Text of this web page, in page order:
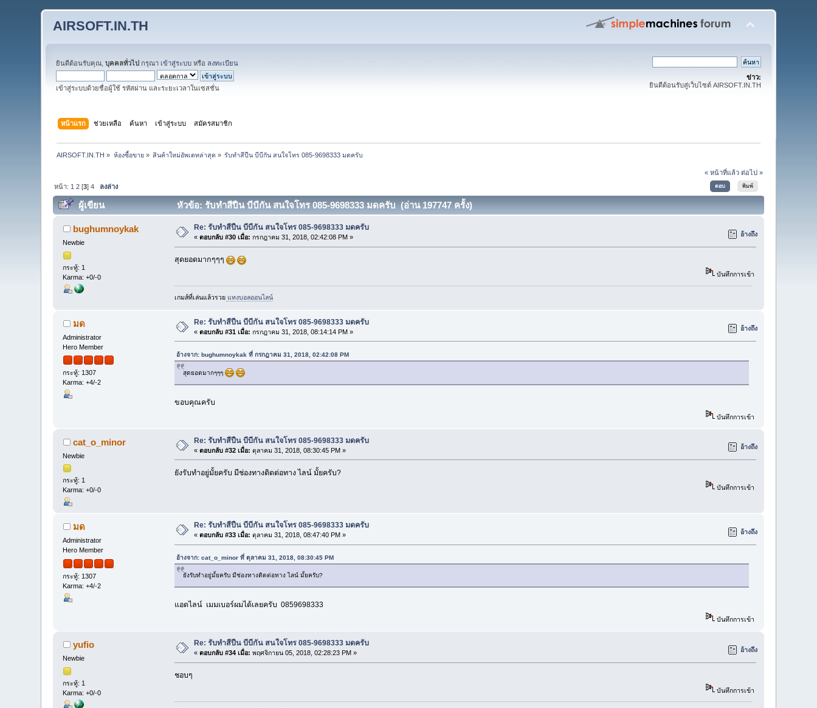
AIRSOFT.IN.TH
ยินดีต้อนรับคุณ,บุคคลทั่วไป กรุณา เข้าสู่ระบบ หรือ ลงทะเบียน
เข้าสู่ระบบด้วยชื่อผู้ใช้ รหัสผ่าน และระยะเวลาในเซสชั่น
ข่าว:
ยินดีต้อนรับสู่เว็บไซต์ AIRSOFT.IN.TH
หน้าแรก ช่วยเหลือ ค้นหา เข้าสู่ระบบ สมัครสมาชิก
AIRSOFT.IN.TH » ห้องซื้อขาย» สินค้าใหม่อัพเดทล่าสุด » รับทำสีปืน บีบีกัน สนใจโทร 085-9698333 มดครับ
« หน้าที่แล้ว ต่อไป »
ตอบ พิมพ์
หน้า: 1 2 [3]4 ลงล่าง
ผู้เขียน หัวข้อ: รับทำสีปืน บีบีกัน สนใจโทร 085-9698333 มดครับ (อ่าน 197747 ครั้ง)
bughumnoykak
Newbie
กระทู้: 1
Karma: +0/-0
Re: รับทำสีปืน บีบีกัน สนใจโทร 085-9698333 มดครับ
«ตอบกลับ #30 เมื่อ: กรกฎาคม 31, 2018, 02:42:08 PM » อ้างถึง
สุดยอดมากๆๆๆ
บันทึกการเข้า
เกมส์ที่เล่นแล้วรวยแทงบอลออนไลน์
มด
Administrator
Hero Member
กระทู้: 1307
Karma: +4/-2
Re: รับทำสีปืน บีบีกัน สนใจโทร 085-9698333 มดครับ
«ตอบกลับ #31 เมื่อ: กรกฎาคม 31, 2018, 08:14:14 PM » อ้างถึง
อ้างจาก: bughumnoykak ที่ กรกฎาคม 31, 2018, 02:42:08 PM
สุดยอดมากๆๆๆ
ขอบคุณครับ
บันทึกการเข้า
cat_o_minor
Newbie
กระทู้: 1
Karma: +0/-0
Re: รับทำสีปืน บีบีกัน สนใจโทร 085-9698333 มดครับ
«ตอบกลับ #32 เมื่อ: ตุลาคม 31, 2018, 08:30:45 PM » อ้างถึง
ยังรับทำอยู่มั้ยครับ มีช่องทางติดต่อทาง ไลน์ มั้ยครับ?
บันทึกการเข้า
มด
Administrator
Hero Member
กระทู้: 1307
Karma: +4/-2
Re: รับทำสีปืน บีบีกัน สนใจโทร 085-9698333 มดครับ
«ตอบกลับ #33 เมื่อ: ตุลาคม 31, 2018, 08:47:40 PM » อ้างถึง
อ้างจาก: cat_o_minor ที่ ตุลาคม 31, 2018, 08:30:45 PM
ยังรับทำอยู่มั้ยครับ มีช่องทางติดต่อทาง ไลน์ มั้ยครับ?
แอดไลน์ เมมเบอร์ผมได้เลยครับ 0859698333
บันทึกการเข้า
yufio
Newbie
กระทู้: 1
Karma: +0/-0
Re: รับทำสีปืน บีบีกัน สนใจโทร 085-9698333 มดครับ
«ตอบกลับ #34 เมื่อ: พฤศจิกายน 05, 2018, 02:28:23 PM » อ้างถึง
ชอบๆ
บันทึกการเข้า